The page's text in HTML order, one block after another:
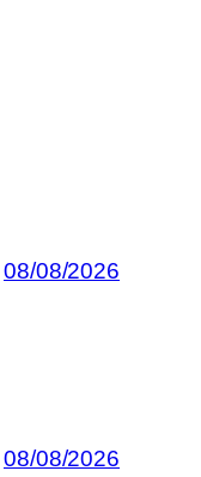
08/08/2026
08/08/2026